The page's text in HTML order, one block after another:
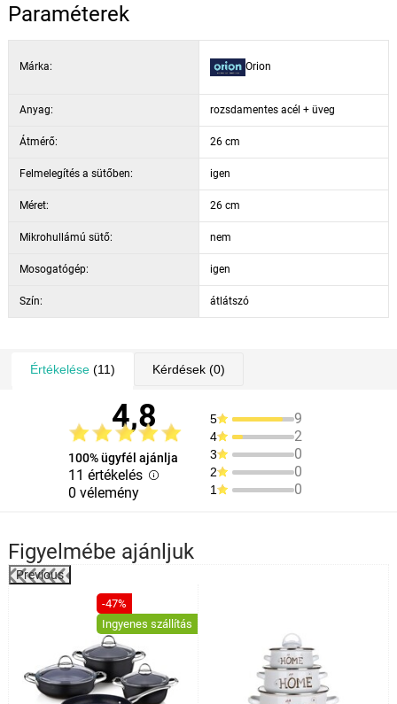
Paraméterek
Márka: Orion
Anyag: rozsdamentes acél + üveg
Átmérő: 26 cm
Felmelegítés a sütőben: igen
Méret: 26 cm
Mikrohullámú sütő: nem
Mosogatógép: igen
Szín: átlátszó
Értékelése(11) Kérdések(0)
4,8
100% ügyfél ajánlja
11 értékelés
0 vélemény
5 9
4 2
3 0
2 0
1 0
Figyelmébe ajánljuk
Previous
-47%
Ingyenes szállítás